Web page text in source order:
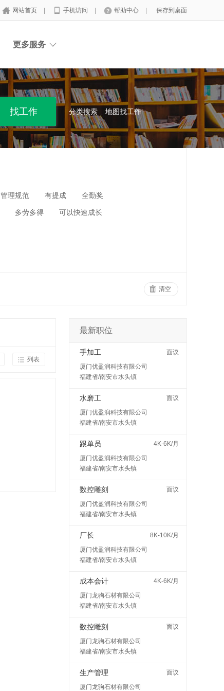
网站首页 手机访问 帮助中心 保存到桌面
更多服务
分类搜索 地图找工作
管理规范 有提成 全勤奖
多劳多得 可以快速成长
清空
列表
最新职位
手加工
面议
厦门优盈润科技有限公司
福建省/南安市水头镇
水磨工
面议
厦门优盈润科技有限公司
福建省/南安市水头镇
跟单员
4K-6K/月
厦门优盈润科技有限公司
福建省/南安市水头镇
数控雕刻
面议
厦门优盈润科技有限公司
福建省/南安市水头镇
厂长
8K-10K/月
厦门优盈润科技有限公司
福建省/南安市水头镇
成本会计
4K-6K/月
厦门龙驹石材有限公司
福建省/南安市水头镇
数控雕刻
面议
厦门龙驹石材有限公司
福建省/南安市水头镇
生产管理
面议
厦门龙驹石材有限公司